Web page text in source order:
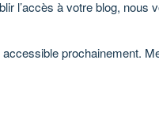
l’accès à votre blog, nous
prochainement.